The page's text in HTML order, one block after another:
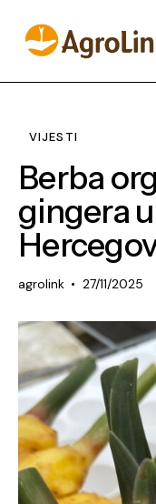
O
ŠTA
ZA VAS?
ENGLISH
VIJESTI
Berba
gingera
agrolink 27/11/2025